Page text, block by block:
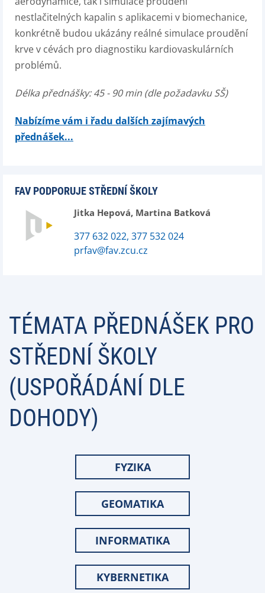
nestlačitelných kapalin s aplikacemi v biomechanice,
konkrétně budou ukázány reálné simulace proudění
krve v cévách pro diagnostiku kardiovaskulárních
problémů.
Délka přednášky: 45 - 90 min (dle požadavku SŠ)
Nabízíme vám i řadu dalších zajímavých
přednášek...
FAV PODPORUJE STŘEDNÍ ŠKOLY
Jitka Hepová, Martina Batková
377 632 022, 377 532 024
prfav@fav.zcu.cz
TÉMATA PŘEDNÁŠEK PRO
STŘEDNÍ ŠKOLY
(USPOŘÁDÁNÍ DLE
DOHODY)
FYZIKA
GEOMATIKA
INFORMATIKA
KYBERNETIKA